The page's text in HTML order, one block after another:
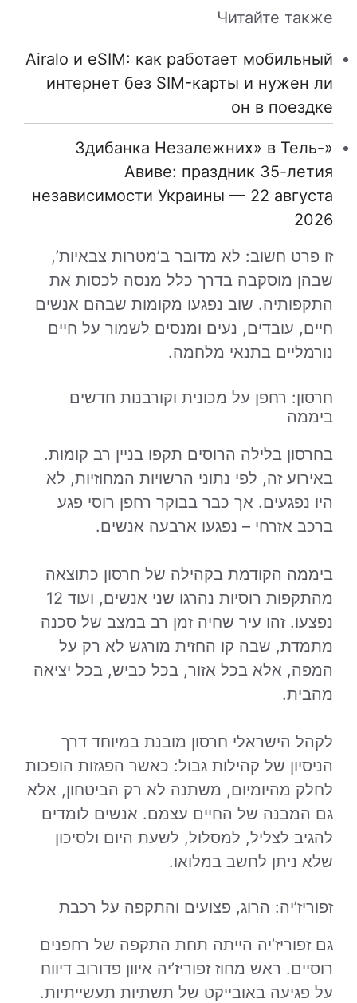
Читайте также
Airalo и eSIM: как работает мобильный
интернет без SIM-карты и нужен ли
он в поездке
«Здибанка Незалежних» в Тель-
Авиве: праздник 35-летия
независимости Украины — 22 августа
2026
זו פרט חשוב: לא מדובר ב’מטרות צבאיות’,
שבהן מוסקבה בדרך כלל מנסה לכסות את
התקפותיה. שוב נפגעו מקומות שבהם אנשים
חיים, עובדים, נעים ומנסים לשמור על חיים
נורמליים בתנאי מלחמה.
חרסון: רחפן על מכונית וקורבנות חדשים
ביממה
בחרסון בלילה הרוסים תקפו בניין רב קומות.
באירוע זה, לפי נתוני הרשויות המחוזיות, לא
היו נפגעים. אך כבר בבוקר רחפן רוסי פגע
ברכב אזרחי – נפגעו ארבעה אנשים.
ביממה הקודמת בקהילה של חרסון כתוצאה
מהתקפות רוסיות נהרגו שני אנשים, ועוד 12
נפצעו. זהו עיר שחיה זמן רב במצב של סכנה
מתמדת, שבה קו החזית מורגש לא רק על
המפה, אלא בכל אזור, בכל כביש, בכל יציאה
מהבית.
לקהל הישראלי חרסון מובנת במיוחד דרך
הניסיון של קהילות גבול: כאשר הפגזות הופכות
לחלק מהיומיום, משתנה לא רק הביטחון, אלא
גם המבנה של החיים עצמם. אנשים לומדים
להגיב לצליל, למסלול, לשעת היום ולסיכון
שלא ניתן לחשב במלואו.
זפוריז’יה: הרוג, פצועים והתקפה על רכבת
גם זפוריז’יה הייתה תחת התקפה של רחפנים
רוסיים. ראש מחוז זפוריז’יה איוון פדורוב דיווח
על פגיעה באובייקט של תשתיות תעשייתיות.